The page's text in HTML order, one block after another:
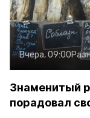
Вчера, 09:00
Знаменитый
порадовал